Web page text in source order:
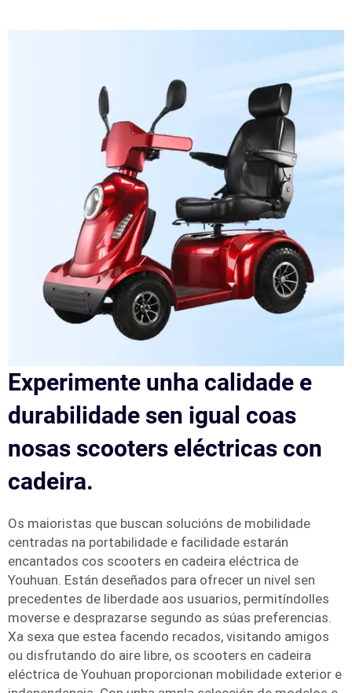
Experimente unha calidade e
durabilidade sen igual coas
nosas scooters eléctricas con
cadeira.
Os maioristas que buscan solucións de mobilidade
centradas na portabilidade e facilidade estarán
encantados cos scooters en cadeira eléctrica de
Youhuan. Están deseñados para ofrecer un nivel sen
precedentes de liberdade aos usuarios, permitíndolles
moverse e desprazarse segundo as súas preferencias.
Xa sexa que estea facendo recados, visitando amigos
ou disfrutando do aire libre, os scooters en cadeira
eléctrica de Youhuan proporcionan mobilidade exterior e